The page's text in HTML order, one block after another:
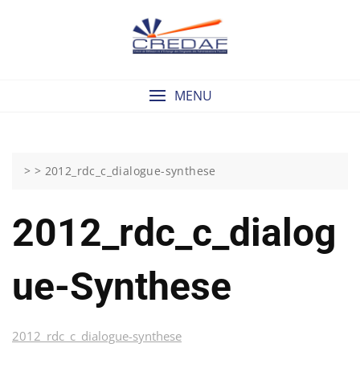
MENU
> > 2012_rdc_c_dialogue-synthese
2012_rdc_c_dialog
Ue-Synthese
2012_rdc_c_dialogue-synthese